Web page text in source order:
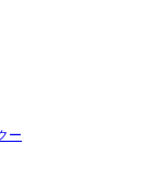
ー